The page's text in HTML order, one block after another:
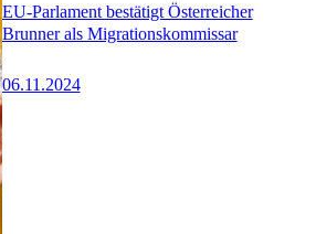
EU-Parlament bestätigt Österreicher
Brunner als Migrationskommissar
06.11.2024